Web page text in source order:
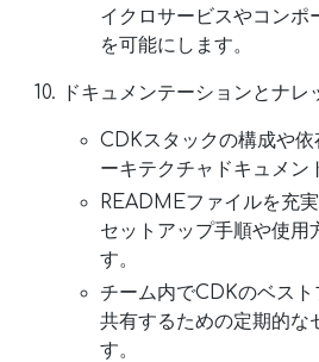
イクロサービスやコンポ
を可能にします。
ドキュメンテーションとナレ
CDKスタックの構成や
ーキテクチャドキュメン
READMEファイルを充
セットアップ手順や使用
す。
チーム内でCDKのベス
共有するための定期的な
す。